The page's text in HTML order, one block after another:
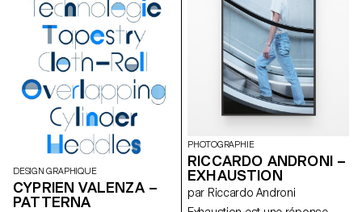
Ces mots deviennet alors un
héritage unique. Mais que
restera-t-il lorsqu'elle ne s’en
souviendra plus ? En mêlant
design graphique,
modélisation, nuages de points
et narration spatiale, ce projet
explore une forme de
transmission poétique, pour
recoudre les souvenirs et
préserver ce lien fragile entre
mémoire, culture et identité.
travers le mobilier et
transforment le quotidien en
terrain d’exploration. Le jardin,
collection numéro 1 Le jardinier
a glissé des graines dans la
terre, le soleil brillant réchauffe
les pétales, la souris grignote
en cachette, et dans ce coin
plein de vie, chacun s'affaire, et
DESIGN GRAPHIQUE
CYPRIEN VALENZA –
PATTERNA
PHOTOGRAPHIE
RICCARDO ANDRONI –
EXHAUSTION
par Riccardo Androni